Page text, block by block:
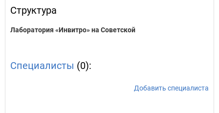
Структура
Лаборатория «Инвитро» на Советской
Специалисты (0):
Добавить специалиста